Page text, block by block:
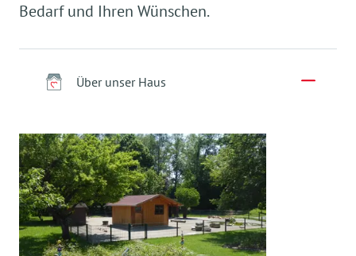
Bedarf und Ihren Wünschen.
Über unser Haus